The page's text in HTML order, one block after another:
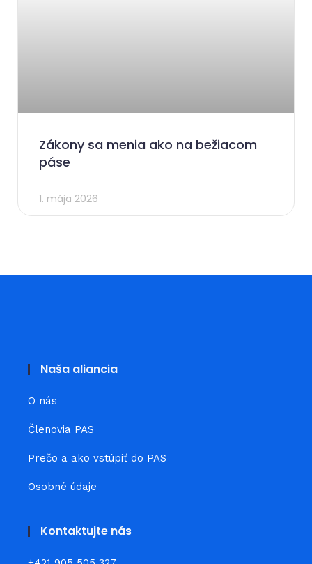
Zákony sa menia ako na bežiacom
páse
1. mája 2026
Naša aliancia
O nás
Členovia PAS
Prečo a ako vstúpiť do PAS
Osobné údaje
Kontaktujte nás